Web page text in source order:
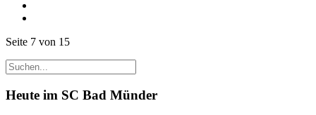
Seite 7 von 15
Heute im SC Bad Münder